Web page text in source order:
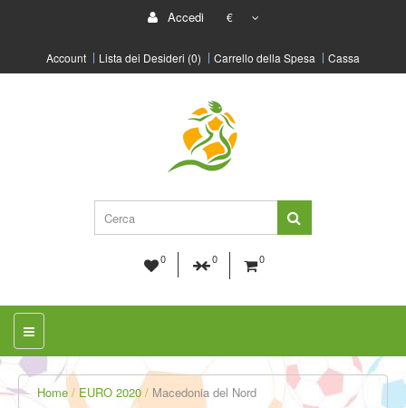
Accedi €
Account Lista dei Desideri (0) Carrello della Spesa Cassa
0 0 0
Home EURO 2020 Macedonia del Nord